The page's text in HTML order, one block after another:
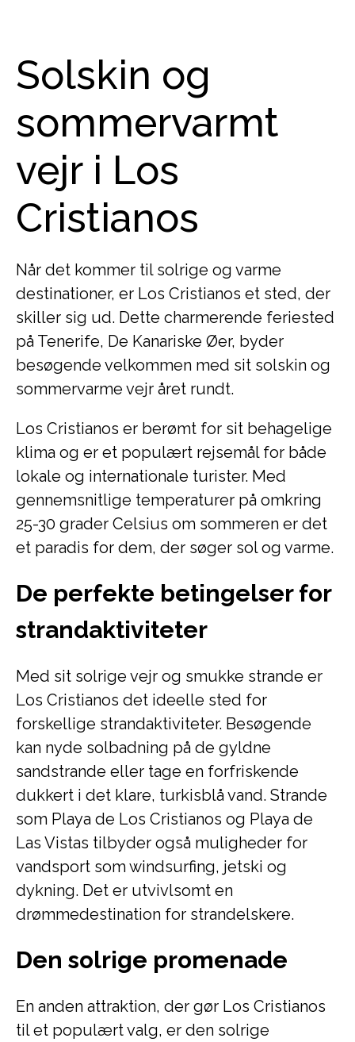
Solskin og
sommervarmt
vejr i Los
Cristianos
Når det kommer til solrige og varme
destinationer, er Los Cristianos et sted, der
skiller sig ud. Dette charmerende feriested
på Tenerife, De Kanariske Øer, byder
besøgende velkommen med sit solskin og
sommervarme vejr året rundt.
Los Cristianos er berømt for sit behagelige
klima og er et populært rejsemål for både
lokale og internationale turister. Med
gennemsnitlige temperaturer på omkring
25-30 grader Celsius om sommeren er det
et paradis for dem, der søger sol og varme.
De perfekte betingelser for
strandaktiviteter
Med sit solrige vejr og smukke strande er
Los Cristianos det ideelle sted for
forskellige strandaktiviteter. Besøgende
kan nyde solbadning på de gyldne
sandstrande eller tage en forfriskende
dukkert i det klare, turkisblå vand. Strande
som Playa de Los Cristianos og Playa de
Las Vistas tilbyder også muligheder for
vandsport som windsurfing, jetski og
dykning. Det er utvivlsomt en
drømmedestination for strandelskere.
Den solrige promenade
En anden attraktion, der gør Los Cristianos
til et populært valg, er den solrige